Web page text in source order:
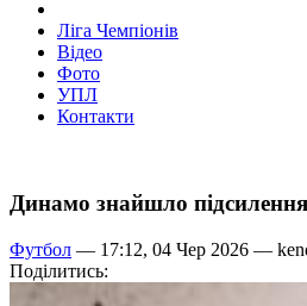
Ліга Чемпіонів
Відео
Фото
УПЛ
Контакти
Динамо знайшло
Футбол — 17:12, 04 Чер 2026 —
Поділитись: